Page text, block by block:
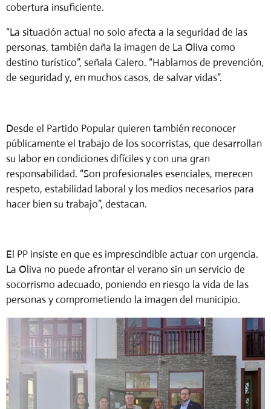
cobertura insuficiente.
“La situación actual no solo afecta a la seguridad de las
personas, también daña la imagen de La Oliva como
destino turístico”, señala Calero. “Hablamos de prevención,
de seguridad y, en muchos casos, de salvar vidas”.
Desde el Partido Popular quieren también reconocer
públicamente el trabajo de los socorristas, que desarrollan
su labor en condiciones difíciles y con una gran
responsabilidad. “Son profesionales esenciales, merecen
respeto, estabilidad laboral y los medios necesarios para
hacer bien su trabajo”, destacan.
El PP insiste en que es imprescindible actuar con urgencia.
La Oliva no puede afrontar el verano sin un servicio de
socorrismo adecuado, poniendo en riesgo la vida de las
personas y comprometiendo la imagen del municipio.